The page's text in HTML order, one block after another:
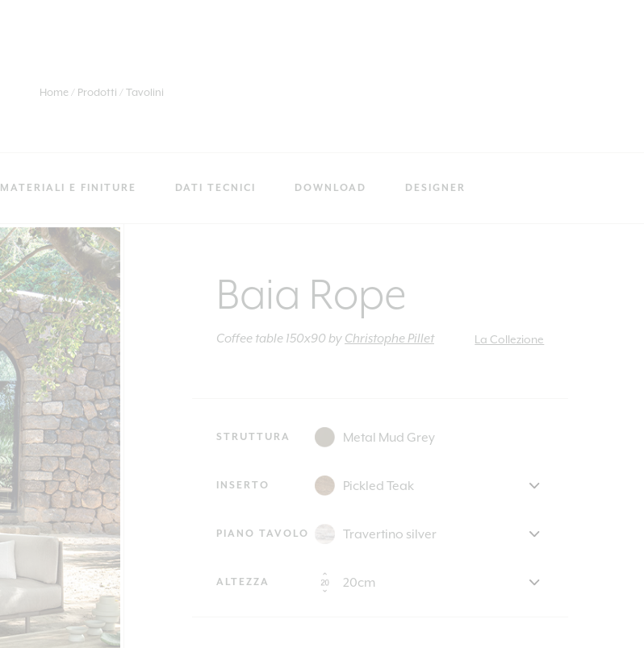
Home Prodotti Tavolini
MATERIALI E FINITURE DATI TECNICI DOWNLOAD DESIGNER
Baia Rope
Coffee table 150x90 by Christophe Pillet La Collezione
STRUTTURA
INSERTO
PIANO TAVOLO
ALTEZZA